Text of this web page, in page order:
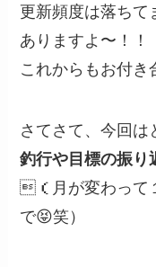
更新頻度は落ちて
ありますよ〜！！
これからもお付き
さてさて、今回は
釣行や目標の振り
（月が変わって
で😝笑）